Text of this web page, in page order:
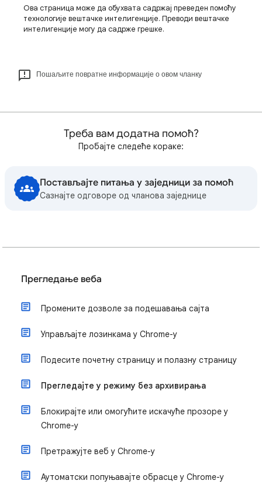
Ова страница може да обухвата садржај преведен помоћу
технологије вештачке интелигенције. Преводи вештачке
интелигенције могу да садрже грешке.
Пошаљите повратне информације о овом чланку
Треба вам додатна помоћ?
Пробајте следеће кораке:
Постављајте питања у заједници за помоћ
Сазнајте одговоре од чланова заједнице
Прегледање веба
Промените дозволе за подешавања сајта
Управљајте лозинкама у Chrome-у
Подесите почетну страницу и полазну страницу
Прегледајте у режиму без архивирања
Блокирајте или омогућите искачуће прозоре у
Chrome-у
Претражујте веб у Chrome-у
Аутоматски попуњавајте обрасце у Chrome-у